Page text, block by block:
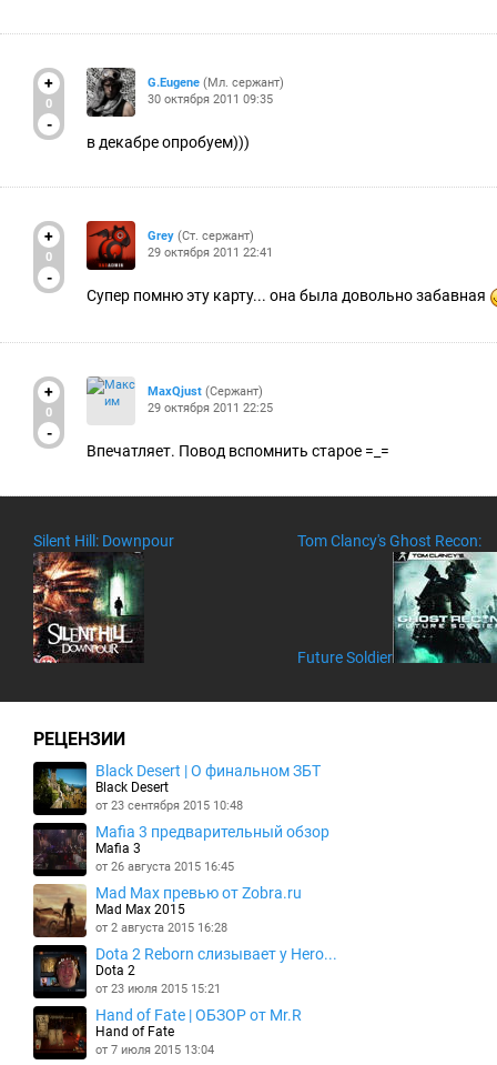
+
0
-
G.Eugene (Мл. сержант)
30 октября 2011 09:35
в декабре опробуем)))
+
0
-
Grey (Ст. сержант)
29 октября 2011 22:41
Супер помню эту карту... она была довольно забавная
+
0
-
MaxQjust (Сержант)
29 октября 2011 22:25
Впечатляет. Повод вспомнить старое =_=
Silent Hill: Downpour Tom Clancy's Ghost Recon:
Future Soldier
РЕЦЕНЗИИ
Black Desert | О финальном ЗБТ
Black Desert
от 23 сентября 2015 10:48
Mafia 3 предварительный обзор
Mafia 3
от 26 августа 2015 16:45
Mad Max превью от Zobra.ru
Mad Max 2015
от 2 августа 2015 16:28
Dota 2 Reborn слизывает у Hero...
Dota 2
от 23 июля 2015 15:21
Hand of Fate | ОБЗОР от Mr.R
Hand of Fate
от 7 июля 2015 13:04